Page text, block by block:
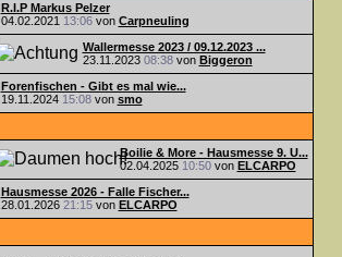
R.I.P Markus Pelzer
04.02.2021 13:06von Carpneuling
Wallermesse 2023 / 09.12.2023 ...
23.11.2023 08:38von Biggeron
Forenfischen - Gibt es mal wie...
19.11.2024 15:08von smo
Boilie & More - Hausmesse 9. U...
02.04.2025 10:50von ELCARPO
Hausmesse 2026 - Falle Fischer...
28.01.2026 21:15von ELCARPO